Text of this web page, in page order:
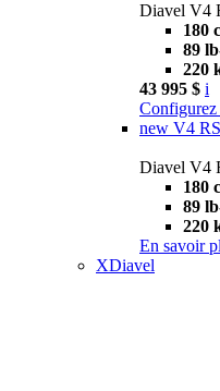
Diavel V4
180
89
220
43 995 $ i
Configurez
new V4
Diavel V4
180
89
220
En savoir
XDiavel